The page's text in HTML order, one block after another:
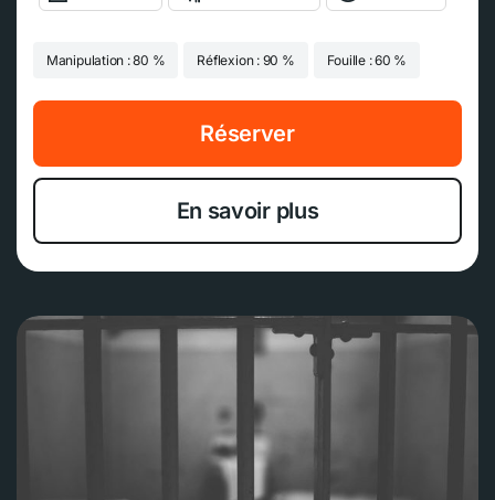
Manipulation : 80 % Réflexion : 90 % Fouille : 60 %
Réserver
En savoir plus